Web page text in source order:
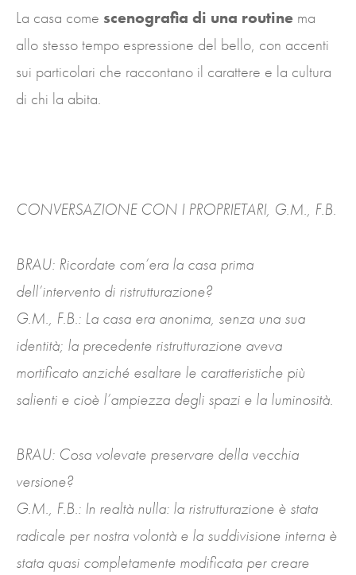
La casa come scenografia di una routine ma
allo stesso tempo espressione del bello, con accenti
sui particolari che raccontano il carattere e la cultura
di chi la abita.
CONVERSAZIONE CON I PROPRIETARI, G.M., F.B.
BRAU: Ricordate com’era la casa prima
dell’intervento di ristrutturazione?
G.M., F.B.: La casa era anonima, senza una sua
identità; la precedente ristrutturazione aveva
mortificato anziché esaltare le caratteristiche più
salienti e cioè l’ampiezza degli spazi e la luminosità.
BRAU: Cosa volevate preservare della vecchia
versione?
G.M., F.B.: In realtà nulla: la ristrutturazione è stata
radicale per nostra volontà e la suddivisione interna è
stata quasi completamente modificata per creare